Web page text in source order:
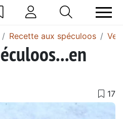
Recette aux spéculoos